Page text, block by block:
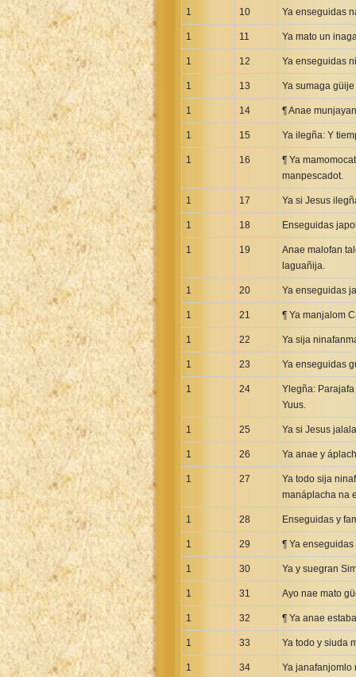
Greek NT Byzantine Majority
Greek NT Textus Receptus
Greek NT Wescott-Hort
Hebrew Modern Bible
Hebrew OT WM Leningrad Codex
Icelandic Bible
Indonesian Baru Bible
Indonesian Lama Bible
Italian Riveduta 1927 Bible
Korean Bible
Latin Vulgate NT
Norwegian Bible
Russian Synodal 1876 Bible
Russian Synodal Bible KOI8
Shuar New Testament
Spanish Sag. Escrituras 1569
Swahili New Testament
Swedish 1917 Bible
Tagalog 1905
Turkish Bible
1 10 Ya enseguidas
1 11 Ya mato un
1 12 Ya enseguidas
1 13 Ya sumaga
1 14 ¶ Anae
1 15 Ya ilegña: Y
1 16
¶ Ya
manpescadot.
1 17 Ya si Jesus
1 18 Enseguidas
1 19
Anae malofan
laguañija.
1 20 Ya enseguidas
1 21 ¶ Ya manjalom
1 22 Ya sija
1 23 Ya enseguidas
1 24
Ylegña:
Yuus.
1 25 Ya si Jesus
1 26 Ya anae y
1 27
Ya todo sija
manáplacha na
1 28 Enseguidas y
1 29 ¶ Ya
1 30 Ya y suegran
1 31 Ayo nae mato
1 32 ¶ Ya anae
1 33 Ya todo y siuda
1 34
Ya janafanjomlo